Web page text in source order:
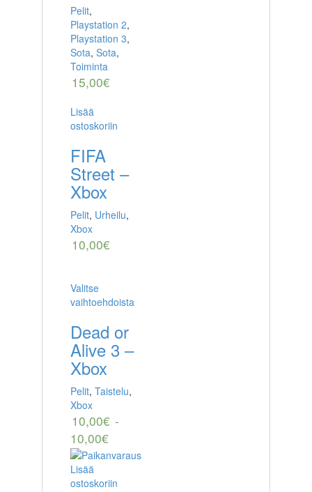
Pelit,
Playstation 2,
Playstation 3,
Sota, Sota,
Toiminta
15,00€
Lisää
ostoskoriin
FIFA
Street –
Xbox
Pelit, Urheilu,
Xbox
10,00€
Valitse
vaihtoehdoista
Dead or
Alive 3 –
Xbox
Pelit, Taistelu,
Xbox
10,00€ -
10,00€
Lisää
ostoskoriin